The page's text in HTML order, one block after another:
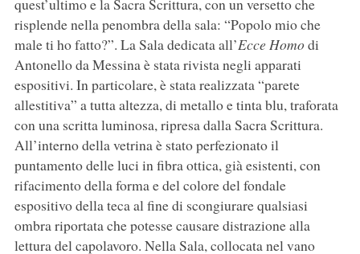
quest’ultimo e la Sacra Scrittura, con un versetto che
risplende nella penombra della sala: “Popolo mio che
male ti ho fatto?”. La Sala dedicata all’Ecce Homodi
Antonello da Messina è stata rivista negli apparati
espositivi. In particolare, è stata realizzata “parete
allestitiva” a tutta altezza, di metallo e tinta blu, traforata
con una scritta luminosa, ripresa dalla Sacra Scrittura.
All’interno della vetrina è stato perfezionato il
puntamento delle luci in fibra ottica, già esistenti, con
rifacimento della forma e del colore del fondale
espositivo della teca al fine di scongiurare qualsiasi
ombra riportata che potesse causare distrazione alla
lettura del capolavoro. Nella Sala, collocata nel vano